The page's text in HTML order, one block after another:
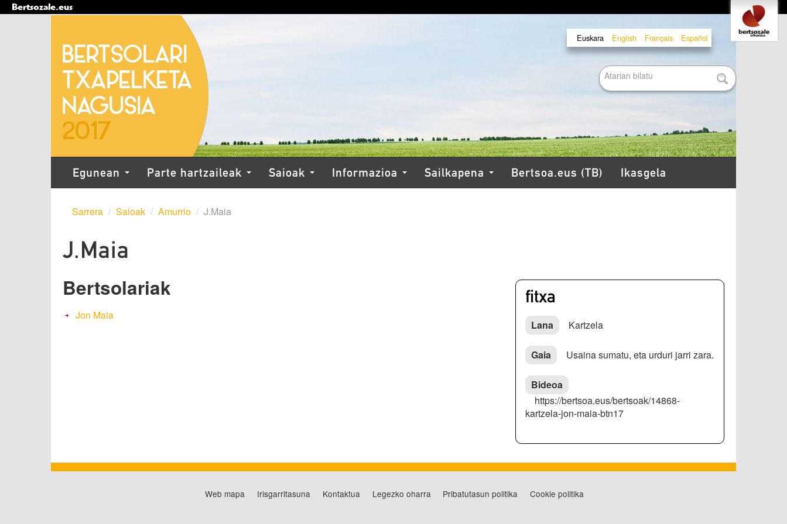
Bertsozale.eus
egin
Salto
egin
nabigazioara
Tresna
pertsonalak
Euskara English Français Español
Bilatu atarian
Egunean Parte hartzaileak Saioak Informazioa Sailkapena Bertsoa.eus (TB) Ikasgela
Sarrera / Saioak / Amurrio / J.Maia
J.Maia
Bertsolariak
Jon Maia
fitxa
Lana Kartzela
Gaia Usaina sumatu, eta urduri jarri zara.
Bideoa
https://bertsoa.eus/bertsoak/14868-
kartzela-jon-maia-btn17
Web mapa Irisgarritasuna Kontaktua Legezko oharra Pribatutasun politika Cookie politika